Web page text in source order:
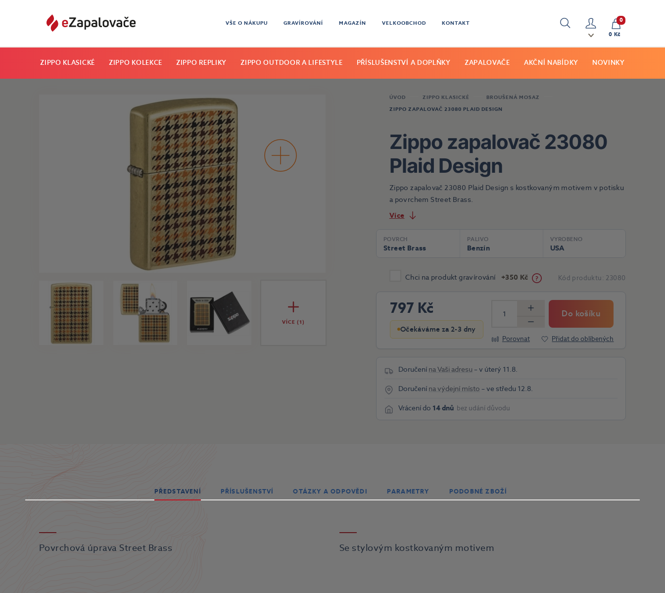
VŠE O NÁKUPU GRAVÍROVÁNÍ MAGAZÍN VELKOOBCHOD KONTAKT
Hledat
Můj
0
0 Kč
ZIPPO KLASICKÉ ZIPPO KOLEKCE ZIPPO REPLIKY ZIPPO OUTDOOR A LIFESTYLE PŘÍSLUŠENSTVÍ A DOPLŇKY ZAPALOVAČE AKČNÍ NABÍDKY NOVINKY
VÍCE (1)
ÚVOD ZIPPO KLASICKÉ
BROUŠENÁ MOSAZ
ZIPPO ZAPALOVAČ 23080 PLAID DESIGN
Zippo zapalovač 23080
Plaid Design
Zippo zapalovač 23080 Plaid Design s kostkovaným motivem v potisku
a povrchem Street Brass.
Více
POVRCH
Street Brass
PALIVO
Benzín
VYROBENO
USA
Chci na produkt gravírování +350 Kč Kód produktu: 23080
797 Kč
Očekáváme za 2-3 dny
Více
Do košíku
Porovnat Přidat do oblíbených
Doručení na Vaši adresu – v úterý 11.8.
Doručení na výdejní místo – ve středu 12.8.
Vrácení do 14 dnů bez udání důvodu
PŘEDSTAVENÍ PŘÍSLUŠENSTVÍ OTÁZKY A ODPOVĚDI PARAMETRY PODOBNÉ ZBOŽÍ
Povrchová úprava Street Brass Se stylovým kostkovaným motivem